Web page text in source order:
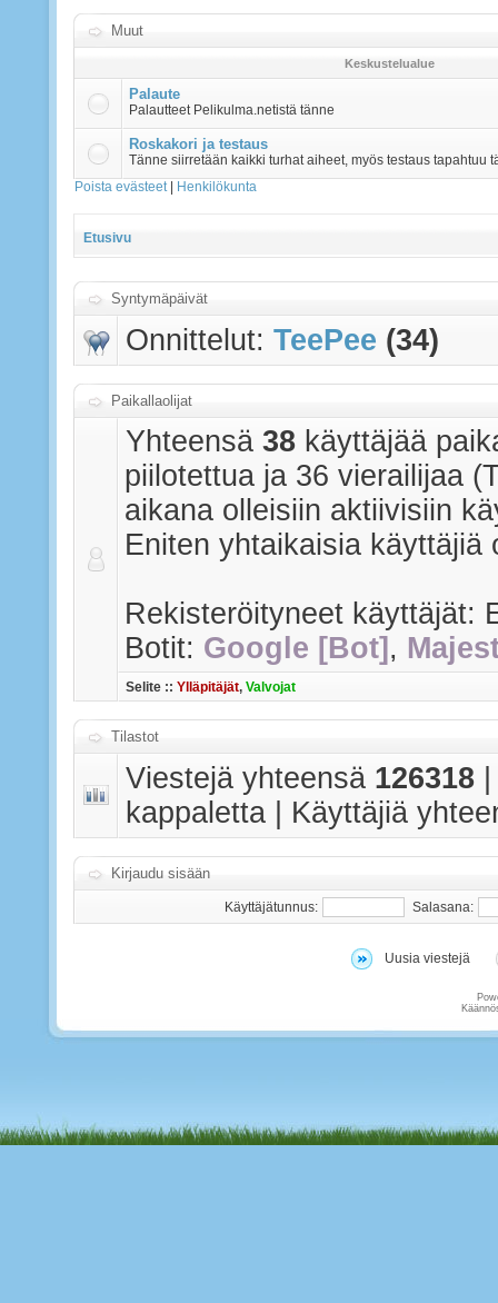
Muut
Keskustelualue
Palaute
Palautteet Pelikulma.netistä tänne
Roskakori ja testaus
Tänne siirretään kaikki turhat aiheet, myös testaus tapahtuu
Poista evästeet| Henkilökunta
Etusivu
Syntymäpäivät
Onnittelut: TeePee (34)
Paikallaolijat
Yhteensä 38 käyttäjää
piilotettua ja 36 vierailijaa
aikana olleisiin aktiivisiin
Eniten yhtaikaisia käyttäjiä
Rekisteröityneet käyttäjät:
Botit: Google [Bot] ,
Selite :: Ylläpitäjät, Valvojat
Tilastot
Viestejä yhteensä 126318
kappaletta | Käyttäjiä
Kirjaudu sisään
Käyttäjätunnus: Salasana:
Uusia viestejä